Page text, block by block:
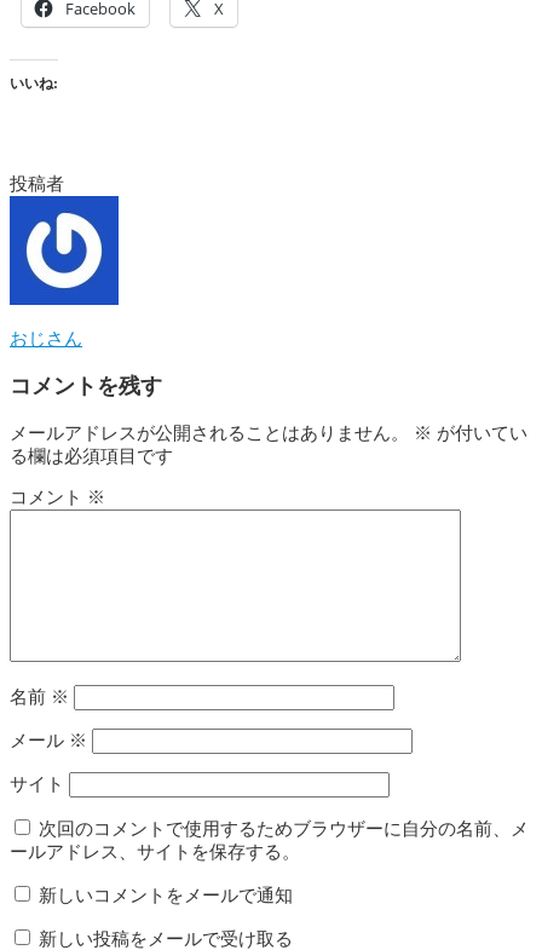
Facebook X
いいね:
投稿者
おじさん
コメントを残す
メールアドレスが公開されることはありません。 ※ が付いてい
る欄は必須項目です
コメント ※
名前 ※
メール ※
サイト
次回のコメントで使用するためブラウザーに自分の名前、メ
ールアドレス、サイトを保存する。
新しいコメントをメールで通知
新しい投稿をメールで受け取る